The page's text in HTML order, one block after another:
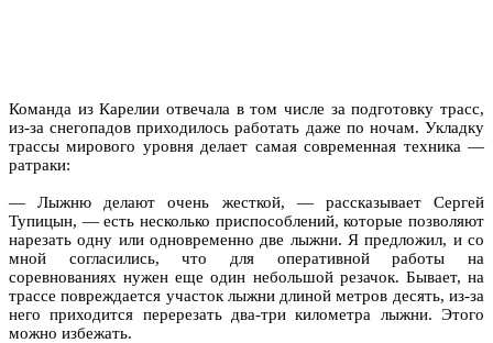
Команда из Карелии отвечала в том числе за подготовку трасс,
из-за снегопадов приходилось работать даже по ночам. Укладку
трассы мирового уровня делает самая современная техника —
ратраки:
— Лыжню делают очень жесткой, — рассказывает Сергей
Тупицын, — есть несколько приспособлений, которые позволяют
нарезать одну или одновременно две лыжни. Я предложил, и со
мной согласились, что для оперативной работы на
соревнованиях нужен еще один небольшой резачок. Бывает, на
трассе повреждается участок лыжни длиной метров десять, из-за
него приходится перерезать два-три километра лыжни. Этого
можно избежать.